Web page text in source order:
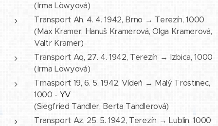
(Irma Löwyová)
Transport Ah, 4. 4. 1942, Brno → Terezín, 1000
(Max Kramer, Hanuš Kramerová, Olga Kramerová,
Valtr Kramer)
Transport Aq, 27. 4. 1942, Terezín → Izbica, 1000
(Irma Löwyová)
Trnasport 19, 6. 5. 1942, Vídeň → Malý Trostinec,
1000 - YV
(Siegfried Tandler, Berta Tandlerová)
Transport Az, 25. 5. 1942, Terezín → Lublin, 1000